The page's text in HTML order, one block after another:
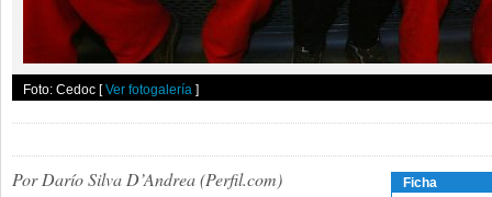
Foto: Cedoc [Ver fotogalería ]
Ficha
Por Darío Silva D’Andrea (Perfil.com)